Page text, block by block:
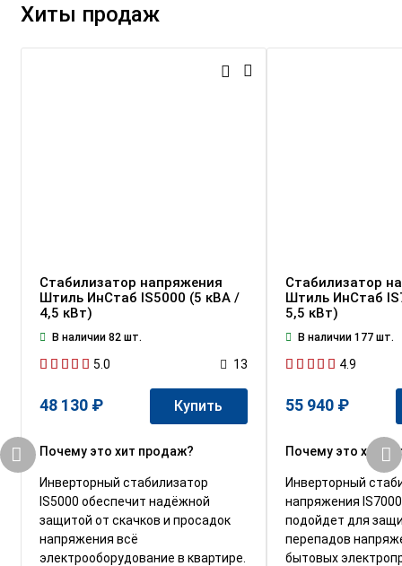
Хиты продаж
Стабилизатор напряжения
Штиль ИнСтаб IS5000 (5 кВА /
4,5 кВт)
В наличии 82 шт.
5.0 13
48 130 ₽ Купить
Почему это хит продаж?
Инверторный стабилизатор
IS5000 обеспечит надёжной
защитой от скачков и просадок
напряжения всё
электрооборудование в квартире.
Стабилизатор
Штиль ИнСтаб
5,5 кВт)
В наличии 177 шт.
4.9
55 940 ₽
Почему это хит
Инверторный
напряжения
подойдет для
перепадов
бытовых